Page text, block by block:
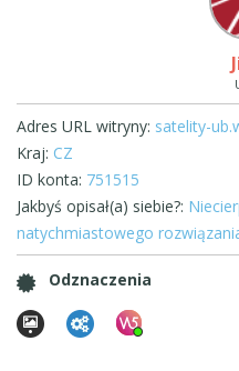
Adres URL witryny: satelity-
Kraj: CZ
ID konta: 751515
Jakbyś opisał(a) siebie?:
natychmiastowego
Odznaczenia